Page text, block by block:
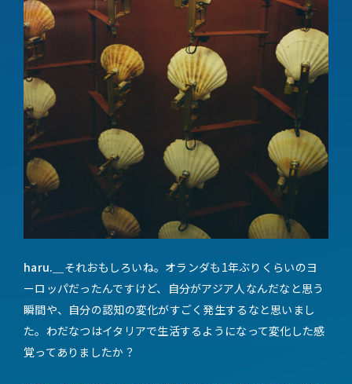
haru.＿ それおもしろいね。オランダも1年ぶりくらいのヨ
ーロッパだったんですけど、自分がアジア人なんだなと思う
瞬間や、自分の認知の変化がすごく発生するなと思いまし
た。わだなつはイタリアで生活するようになって変化した感
覚ってありましたか？